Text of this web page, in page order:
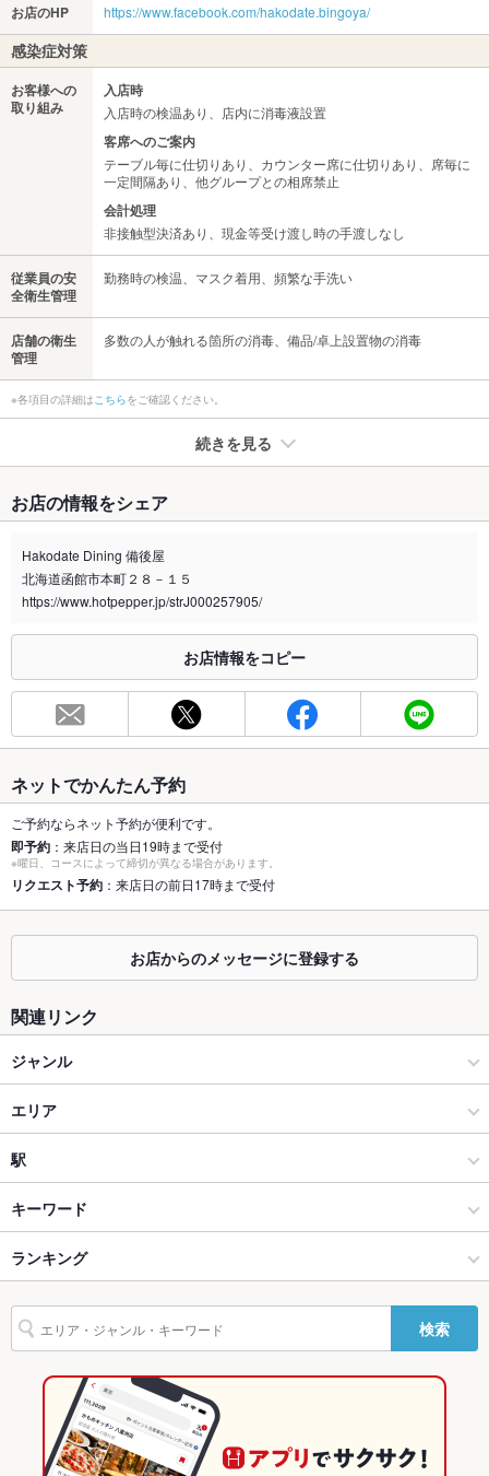
お店のHP https://www.facebook.com/hakodate.bingoya/
感染症対策
お客様への
取り組み
入店時
入店時の検温あり、店内に消毒液設置
客席へのご案内
テーブル毎に仕切りあり、カウンター席に仕切りあり、席毎に
一定間隔あり、他グループとの相席禁止
会計処理
非接触型決済あり、現金等受け渡し時の手渡しなし
従業員の安
全衛生管理
勤務時の検温、マスク着用、頻繁な手洗い
店舗の衛生
管理
多数の人が触れる箇所の消毒、備品/卓上設置物の消毒
※各項目の詳細はこちらをご確認ください。
続きを見る
禁煙・喫煙
全席喫煙可
ん。ご了承願います。
喫煙専用室 なし
お席
総席数
72席(1階カウンター6席、同4名テーブル8卓、2階個室は6・4・
8・8)
最大宴会収
36人(1階・2階ともに、1フロア貸切で36名まで入れます。)
個室
あり ：6名・4名・8名・8名の個室を繋げて様々な人数に対応で
きます。最大人数は36名です。他12名までの完全個室。
カウンター
ソファー
設備
Wi-Fi あり
バリアフリ
ー
なし
駐車場
英語メニュ
あり
その他設備 －
お店の情報をシェア
Hakodate Dining 備後屋
北海道函館市本町２８－１５
https://www.hotpepper.jp/strJ000257905/
お店情報をコピー
ネットでかんたん予約
ご予約ならネット予約が便利です。
即予約 ：来店日の当日19時まで受付
※曜日、コースによって締切が異なる場合があります。
リクエスト予約 ：来店日の前日17時まで受付
お店からのメッセージに登録する
関連リンク
ジャンル
居酒屋
海鮮
函館 × 居酒屋
函館 × 海鮮
五稜郭公園前駅 × 居酒屋
五稜郭公園前駅 × 海鮮
創作料理
エリア
五稜郭
五稜郭 × 居酒屋
五稜郭 × 海鮮
五稜郭 × 創作料理
五稜郭 × 和風
北海道 × 居酒屋
駅
五稜郭公園前駅
キーワード
塩辛 刺身
ランキング
北海道のグルメランキング
北海道の居酒屋ランキング
北海道の海鮮ランキング
函館のグルメランキング
検索